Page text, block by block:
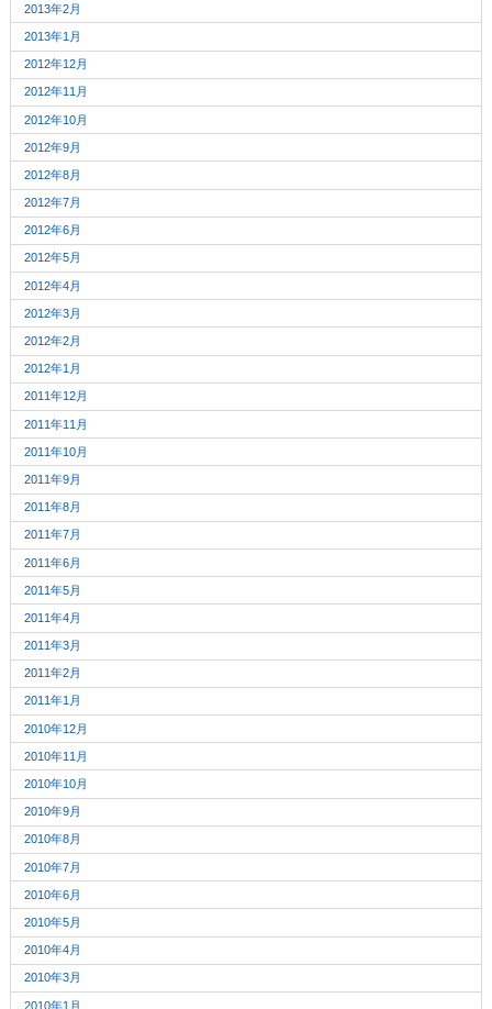
2013年2月
2013年1月
2012年12月
2012年11月
2012年10月
2012年9月
2012年8月
2012年7月
2012年6月
2012年5月
2012年4月
2012年3月
2012年2月
2012年1月
2011年12月
2011年11月
2011年10月
2011年9月
2011年8月
2011年7月
2011年6月
2011年5月
2011年4月
2011年3月
2011年2月
2011年1月
2010年12月
2010年11月
2010年10月
2010年9月
2010年8月
2010年7月
2010年6月
2010年5月
2010年4月
2010年3月
2010年1月